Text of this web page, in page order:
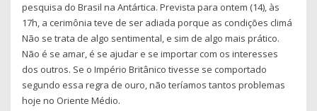
pesquisa do Brasil na Antártica. Prevista para ontem (14), às
17h, a cerimônia teve de ser adiada porque as condições climá
Não se trata de algo sentimental, e sim de algo mais prático.
Não é se amar, é se ajudar e se importar com os interesses
dos outros. Se o Império Britânico tivesse se comportado
segundo essa regra de ouro, não teríamos tantos problemas
hoje no Oriente Médio.